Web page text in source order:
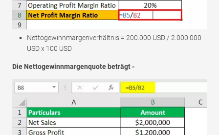
Nettogewinnmargenverhältnis = 200.000 USD / 2.000.000
USD x 100 USD
Die Nettogewinnmargenquote beträgt -